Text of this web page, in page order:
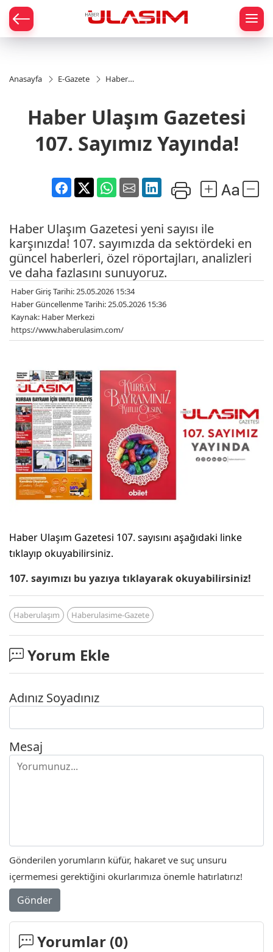
Anasayfa E-Gazete
Haber
107.
Sayımız
Haber Ulaşım Gazetesi
107. Sayımız Yayında!
Haber Ulaşım Gazetesi yeni sayısı ile
karşınızda! 107. sayımızda da sektördeki en
güncel haberleri, özel röportajları, analizleri
ve daha fazlasını sunuyoruz.
Haber Giriş Tarihi: 25.05.2026 15:34
Haber Güncellenme Tarihi: 25.05.2026 15:36
Kaynak: Haber Merkezi
https://www.haberulasim.com/
Haber Ulaşım Gazetesi 107. sayısını aşağıdaki linke
tıklayıp okuyabilirsiniz.
107. sayımızı bu yazıya tıklayarak okuyabilirsiniz!
Haberulaşım Haberulasime-Gazete
Yorum Ekle
Adınız Soyadınız
Mesaj
Gönderilen yorumların küfür, hakaret ve suç unsuru
içermemesi gerektiğini okurlarımıza önemle hatırlatırız!
Gönder
Yorumlar (0)